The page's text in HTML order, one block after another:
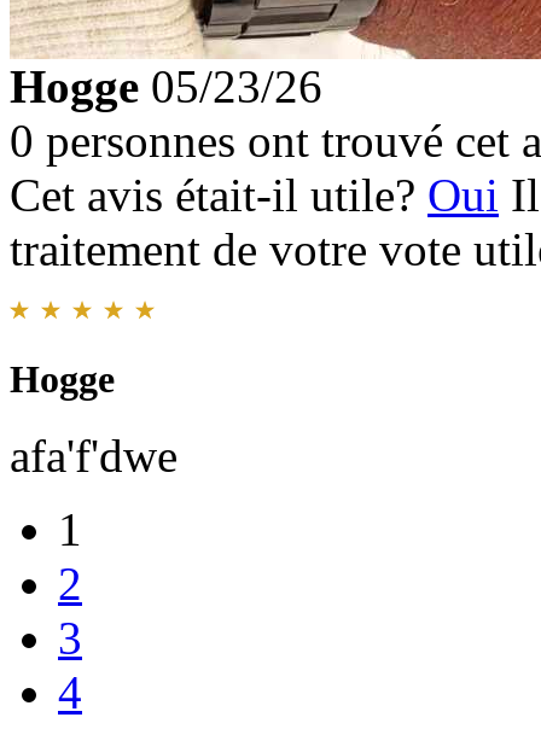
Hogge 05/23/26
0 personnes ont trouvé cet
Cet avis était-il utile? Oui
traitement de votre vote
Hogge
afa'f'dwe
1
2
3
4